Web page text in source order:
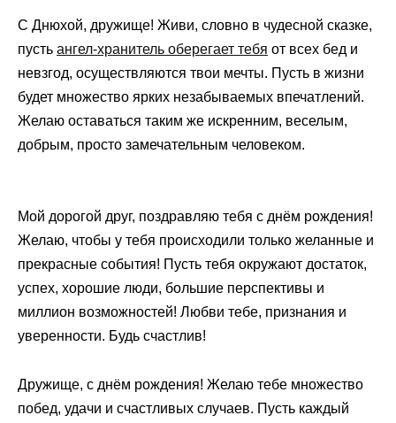
С Днюхой, дружище! Живи, словно в чудесной сказке,
пусть ангел-хранитель оберегает тебя от всех бед и
невзгод, осуществляются твои мечты. Пусть в жизни
будет множество ярких незабываемых впечатлений.
Желаю оставаться таким же искренним, веселым,
добрым, просто замечательным человеком.
Мой дорогой друг, поздравляю тебя с днём рождения!
Желаю, чтобы у тебя происходили только желанные и
прекрасные события! Пусть тебя окружают достаток,
успех, хорошие люди, большие перспективы и
миллион возможностей! Любви тебе, признания и
уверенности. Будь счастлив!
Дружище, с днём рождения! Желаю тебе множество
побед, удачи и счастливых случаев. Пусть каждый